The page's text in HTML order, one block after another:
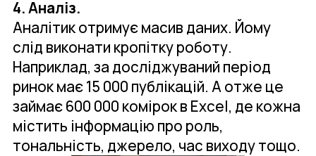
4. Аналіз.
Аналітик отримує масив даних. Йому
слід виконати кропітку роботу.
Наприклад, за досліджуваний період
ринок має 15 000 публікацій. А отже це
займає 600 000 комірок в Excel, де кожна
містить інформацію про роль,
тональність, джерело, час виходу тощо.